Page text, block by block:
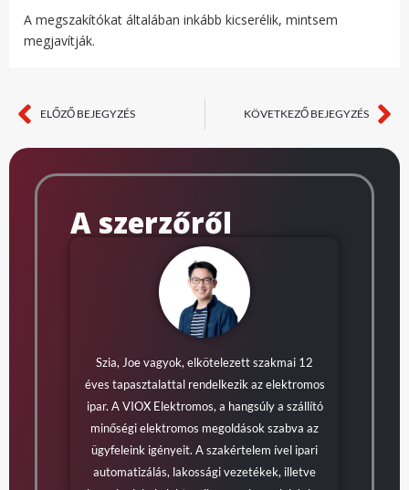
A megszakítókat általában inkább kicserélik, mintsem
megjavítják.
Előző
ELŐZŐ BEJEGYZÉS KÖVETKEZŐ BEJEGYZÉS
A szerzőről
Szia, Joe vagyok, elkötelezett szakmai 12
éves tapasztalattal rendelkezik az elektromos
ipar. A VIOX Elektromos, a hangsúly a szállító
minőségi elektromos megoldások szabva az
ügyfeleink igényeit. A szakértelem ível ipari
automatizálás, lakossági vezetékek, illetve